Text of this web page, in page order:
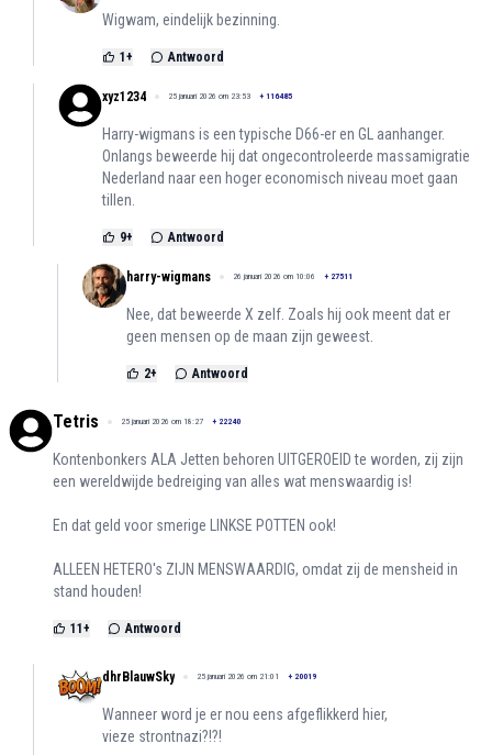
Wigwam, eindelijk bezinning.
1 + Antwoord
xyz1234 25 januari 2026 om 23:53 + 116485
Harry-wigmans is een typische D66-er en GL aanhanger.
Onlangs beweerde hij dat ongecontroleerde massamigratie
Nederland naar een hoger economisch niveau moet gaan
tillen.
9+ Antwoord
harry-wigmans 26 januari 2026 om 10:06 + 27511
Nee, dat beweerde X zelf. Zoals hij ook meent dat er
geen mensen op de maan zijn geweest.
2+ Antwoord
Tetris 25 januari 2026 om 18:27 + 22240
Kontenbonkers ALA Jetten behoren UITGEROEID te worden, zij zijn
een wereldwijde bedreiging van alles wat menswaardig is!
En dat geld voor smerige LINKSE POTTEN ook!
ALLEEN HETERO's ZIJN MENSWAARDIG, omdat zij de mensheid in
stand houden!
11 + Antwoord
dhrBlauwSky 25 januari 2026 om 21:01 + 20019
Wanneer word je er nou eens afgeflikkerd hier,
vieze strontnazi?!?!